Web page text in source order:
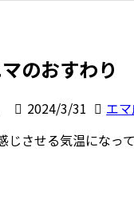
のおすわり
2024/3/31 エ
じさせる気温になっ